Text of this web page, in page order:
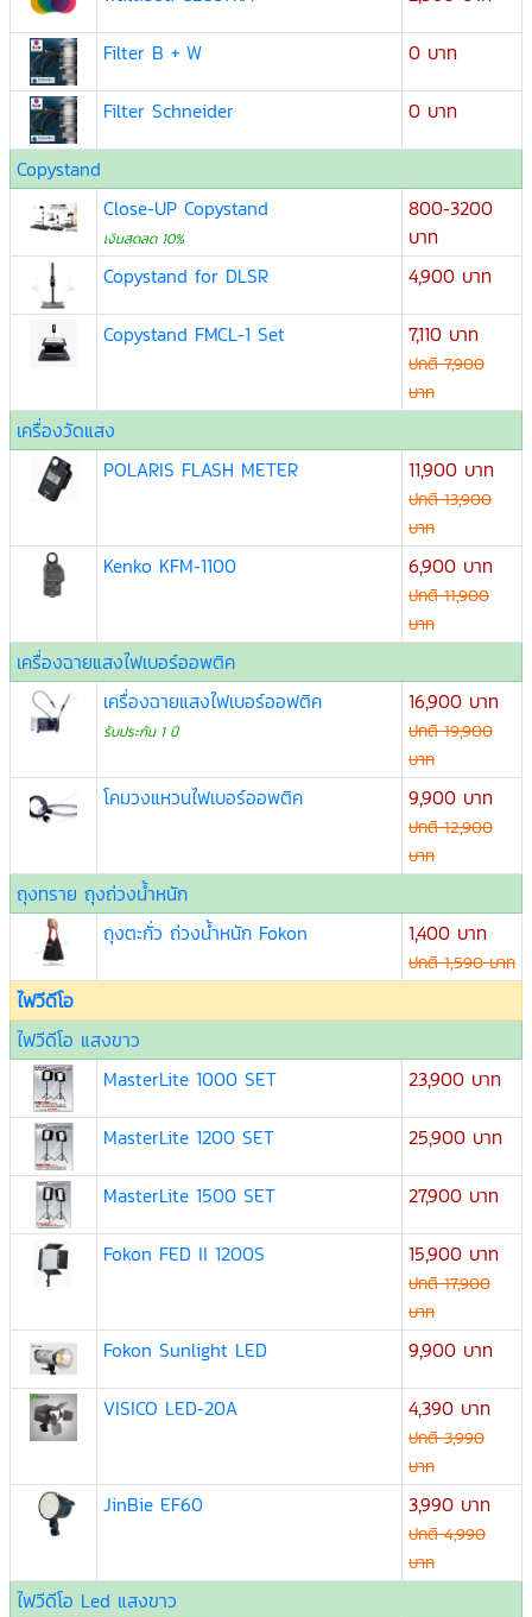
Filter B + W 0 บาท
Filter Schneider 0 บาท
Copystand
Close-UP Copystand
เงินสดลด 10%
800-3200
บาท
Copystand for DLSR
4,900 บาท
Copystand FMCL-1 Set 7,110 บาท
ปกติ 7,900
บาท
เครื่องวัดแสง
POLARIS FLASH METER
11,900 บาท
ปกติ 13,900
บาท
Kenko KFM-1100 6,900 บาท
ปกติ 11,900
บาท
เครื่องฉายแสงไฟเบอร์ออพติค
เครื่องฉายแสงไฟเบอร์ออฟติค
รับประกัน 1 ปี
16,900 บาท
ปกติ 19,900
บาท
โคมวงแหวนไฟเบอร์ออพติค 9,900 บาท
ปกติ 12,900
บาท
ถุงทราย ถุงถ่วงน้ำหนัก
ถุงตะกั่ว ถ่วงน้ำหนัก Fokon
1,400 บาท
ปกติ 1,590 บาท
ไฟวีดีโอ
ไฟวีดีโอ แสงขาว
MasterLite 1000 SET
23,900 บาท
MasterLite 1200 SET 25,900 บาท
MasterLite 1500 SET 27,900 บาท
Fokon FED II 1200S 15,900 บาท
ปกติ 17,900
บาท
Fokon Sunlight LED 9,900 บาท
VISICO LED-20A 4,390 บาท
ปกติ 3,990
บาท
JinBie EF60 3,990 บาท
ปกติ 4,990
บาท
ไฟวีดีโอ Led แสงขาว